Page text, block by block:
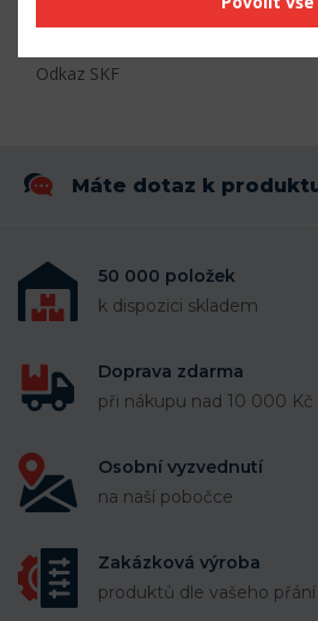
Šířka (mm)
Odkaz SKF
Máte dotaz k
50 000 položek
k dispozici skladem
Doprava zdarma
při nákupu nad 10 000 Kč
Osobní vyzvednutí
na naší pobočce
Zakázková výroba
produktů dle vašeho přání